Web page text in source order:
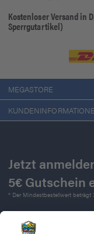
Kostenloser Versand in
Sperrgutartikel)
MEGASTORE
Jetzt
5€ Gutschein
* Der Mindestbestellwert beträgt